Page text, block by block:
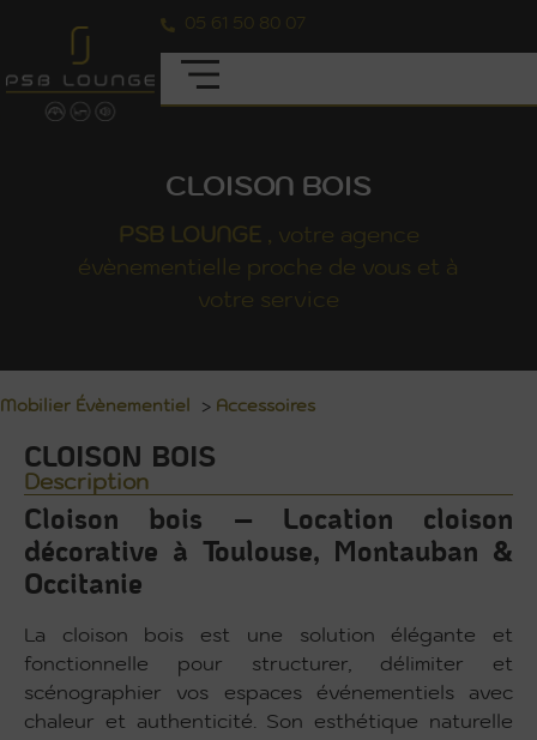
05 61 50 80 07
CLOISON BOIS
PSB LOUNGE, votre agence
évènementielle proche de vous et à
votre service
Mobilier Évènementiel > Accessoires
CLOISON BOIS
Description
Cloison bois – Location cloison
décorative à Toulouse, Montauban &
Occitanie
La cloison bois est une solution élégante et
fonctionnelle pour structurer, délimiter et
scénographier vos espaces événementiels avec
chaleur et authenticité. Son esthétique naturelle